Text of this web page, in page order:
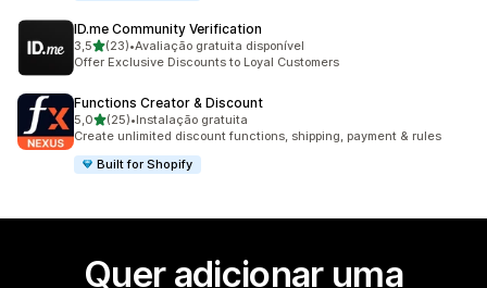
ID.me Community Verification
3,5de 5 estrelas
(23)
23 total de avaliações
•Avaliação gratuita disponível
Offer Exclusive Discounts to Loyal Customers
Functions Creator & Discount
5,0de 5 estrelas
(25)
25 total de avaliações
•Instalação gratuita
Create unlimited discount functions, shipping, payment & rules
Built for Shopify
Quer adicionar uma